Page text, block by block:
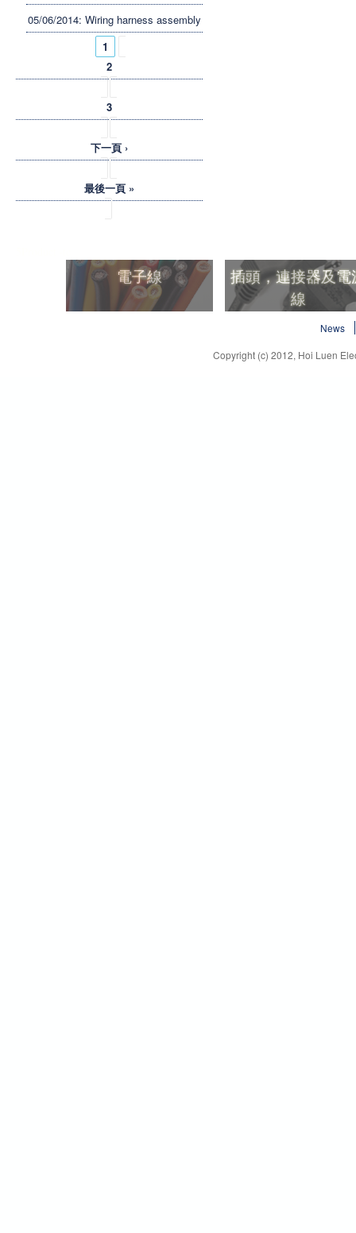
05/06/2014: Wiring harness assembly
1
2
3
下一頁 ›
最後一頁 »
電子線
電子線
插頭，連接器及電
線
插頭，連接器及電
News
Copyright (c) 2012, Hoi Luen